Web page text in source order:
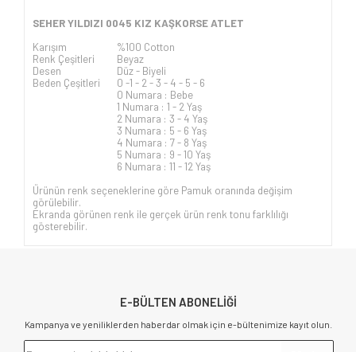
SEHER YILDIZI 0045 KIZ KAŞKORSE ATLET
Karışım
%100 Cotton
Renk Çeşitleri
Beyaz
Desen
Düz - Biyeli
Beden Çeşitleri
0 -1 - 2 - 3 - 4 - 5 - 6
0 Numara : Bebe
1 Numara : 1 - 2 Yaş
2 Numara : 3 - 4 Yaş
3 Numara : 5 - 6 Yaş
4 Numara : 7 - 8 Yaş
5 Numara : 9 - 10 Yaş
6 Numara : 11 - 12 Yaş
Ürünün renk seçeneklerine göre Pamuk oranında değişim
görülebilir.
Ekranda görünen renk ile gerçek ürün renk tonu farklılığı
gösterebilir.
E-BÜLTEN ABONELİĞİ
Kampanya ve yeniliklerden haberdar olmak için e-bültenimize kayıt olun.